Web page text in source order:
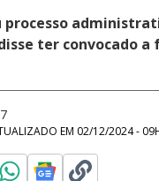
ter convocado
EM 02/12/2024 -